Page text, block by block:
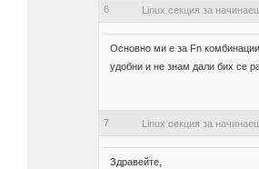
6 Linux секция за
Основно ми е за Fn
удобни и не знам дали бих се
7 Linux секция за
Здравейте,